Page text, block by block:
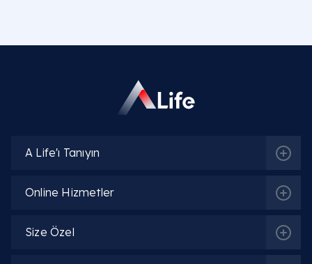
İlgili Bölümler
A Life'ı Tanıyın
Online Hizmetler
Size Özel